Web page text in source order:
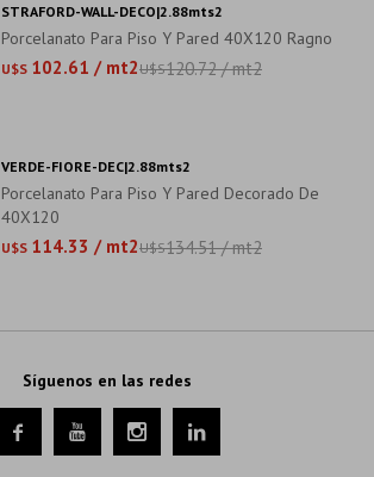
Porcelanato Para Piso Y Pared 40X120 Ragno
U$S 102.61 / mt2U$S120.72 / mt2
STRAFORD-WALL-DECO|2.88mts2
Porcelanato Para Piso Y Pared Decorado De
40X120
U$S 114.33 / mt2U$S134.51 / mt2
VERDE-FIORE-DEC|2.88mts2
Síguenos en las redes
   